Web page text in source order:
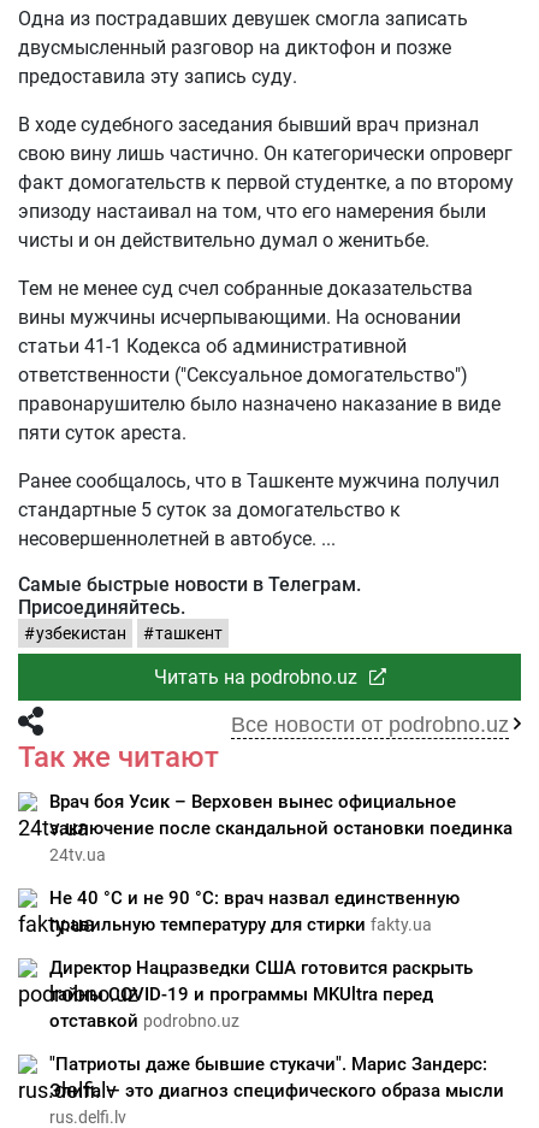
Одна из пострадавших девушек смогла записать
двусмысленный разговор на диктофон и позже
предоставила эту запись суду.
В ходе судебного заседания бывший врач признал
свою вину лишь частично. Он категорически опроверг
факт домогательств к первой студентке, а по второму
эпизоду настаивал на том, что его намерения были
чисты и он действительно думал о женитьбе.
Тем не менее суд счел собранные доказательства
вины мужчины исчерпывающими. На основании
статьи 41-1 Кодекса об административной
ответственности ("Сексуальное домогательство")
правонарушителю было назначено наказание в виде
пяти суток ареста.
Ранее сообщалось, что в Ташкенте мужчина получил
стандартные 5 суток за домогательство к
несовершеннолетней в автобусе.
Самые быстрые новости в Телеграм.
Присоединяйтесь.
узбекистан ташкент
Читать на podrobno.uz
Все новости от podrobno.uz
Так же читают
Врач боя Усик – Верховен вынес официальное
заключение после скандальной остановки поединка
24tv.ua
Не 40 °C и не 90 °C: врач назвал единственную
правильную температуру для стирки fakty.ua
Директор Нацразведки США готовится раскрыть
тайны COVID-19 и программы MKUltra перед
отставкой podrobno.uz
"Патриоты даже бывшие стукачи". Марис Зандерс:
Элита — это диагноз специфического образа мысли
rus.delfi.lv